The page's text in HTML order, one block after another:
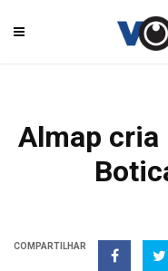
Almap cria
COMPARTILHAR